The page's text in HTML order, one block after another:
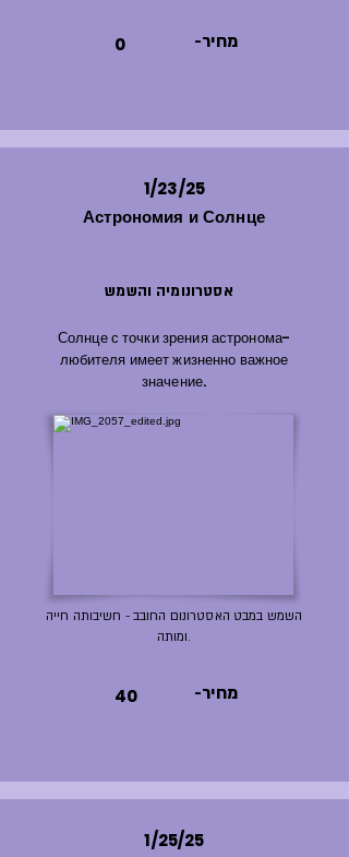
0 -מחיר
1/23/25
Астрономия и Солнце
אסטרונומיה והשמש
Солнце с точки зрения астронома-
любителя имеет жизненно важное
значение.
השמש במבט האסטרונום החובב - חשיבותה חייה
ומותה.
40 -מחיר
1/25/25